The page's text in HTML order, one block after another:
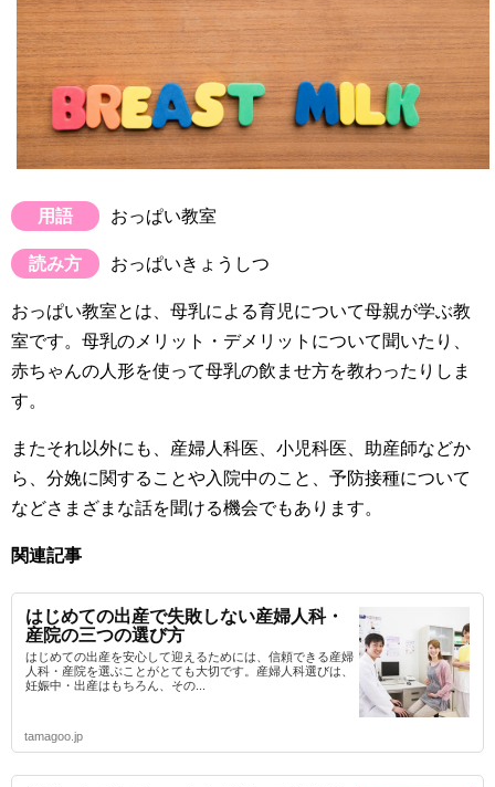
用語 おっぱい教室
読み方 おっぱいきょうしつ
おっぱい教室とは、母乳による育児について母親が学ぶ教
室です。母乳のメリット・デメリットについて聞いたり、
赤ちゃんの人形を使って母乳の飲ませ方を教わったりしま
す。
またそれ以外にも、産婦人科医、小児科医、助産師などか
ら、分娩に関することや入院中のこと、予防接種について
などさまざまな話を聞ける機会でもあります。
関連記事
はじめての出産で失敗しない産婦人科・
産院の三つの選び方
はじめての出産を安心して迎えるためには、信頼できる産婦
人科・産院を選ぶことがとても大切です。産婦人科選びは、
妊娠中・出産はもちろん、その...
tamagoo.jp